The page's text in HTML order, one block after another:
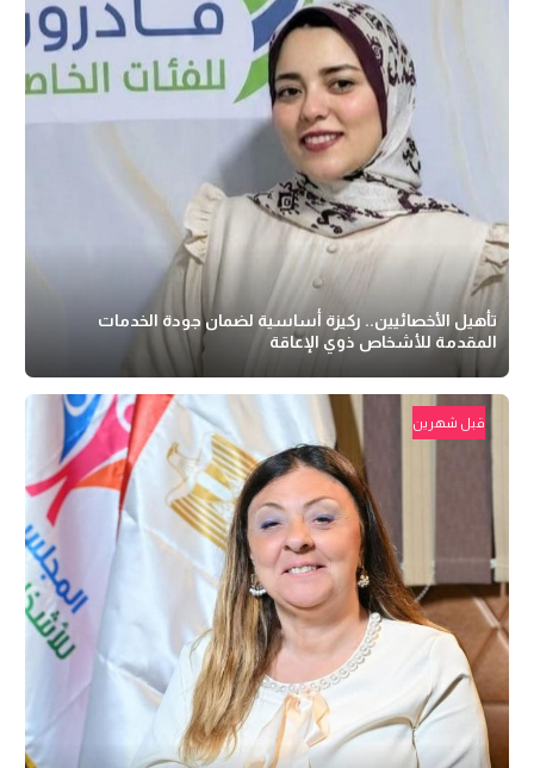
تأهيل الأخصائيين.. ركيزة أساسية لضمان جودة الخدمات
المقدمة للأشخاص ذوي الإعاقة
قبل شهرين